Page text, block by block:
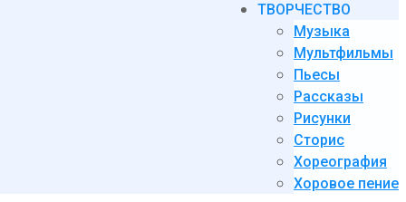
ТВОРЧЕСТВО
Музыка
Мультфильмы
Пьесы
Рассказы
Рисунки
Сторис
Хореография
Хоровое пение